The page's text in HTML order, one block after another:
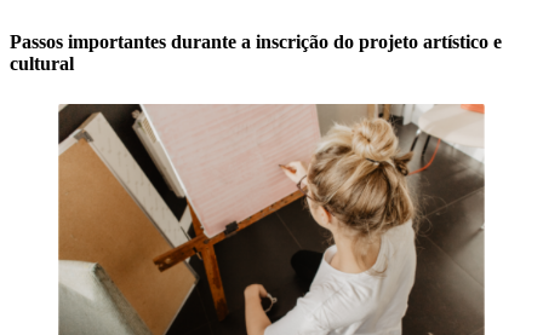
Passos importantes durante a inscrição do projeto artístico e
cultural